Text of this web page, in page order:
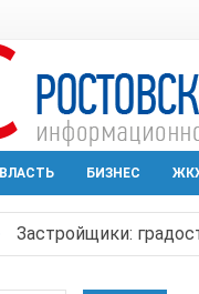
ВЛАСТЬ БИЗНЕС
Застройщики: